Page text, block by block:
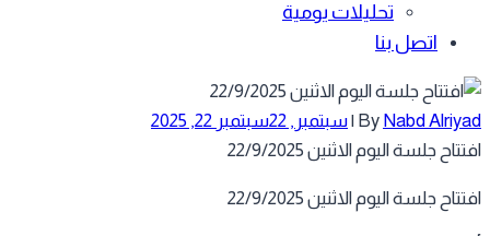
تحليلات يومية
اتصل بنا
ByNabd
|سبتمبر, 22
سبتمبر 22, 2025
جلسة اليوم الاثنين 22/9/2025
جلسة اليوم الاثنين 22/9/2025